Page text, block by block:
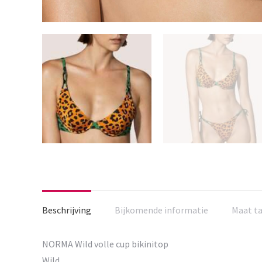
Beschrijving Bijkomende informatie Maat
NORMA Wild volle cup bikinitop